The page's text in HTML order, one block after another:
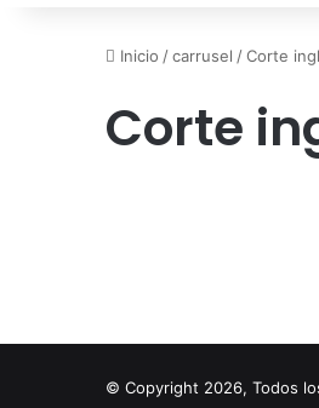
Inicio /carrusel /Corte
Corte
© Copyright 2026, Todos